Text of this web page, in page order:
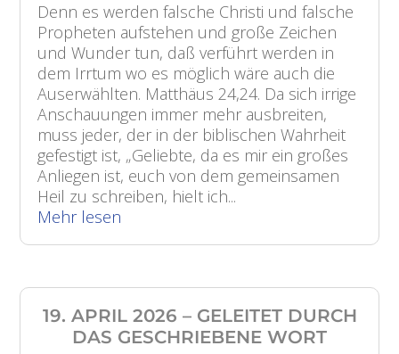
Denn es werden falsche Christi und falsche
Propheten aufstehen und große Zeichen
und Wunder tun, daß verführt werden in
dem Irrtum wo es möglich wäre auch die
Auserwählten. Matthäus 24,24. Da sich irrige
Anschauungen immer mehr ausbreiten,
muss jeder, der in der biblischen Wahrheit
gefestigt ist, „Geliebte, da es mir ein großes
Anliegen ist, euch von dem gemeinsamen
Heil zu schreiben, hielt ich...
Mehr lesen
19. APRIL 2026 – GELEITET DURCH
DAS GESCHRIEBENE WORT